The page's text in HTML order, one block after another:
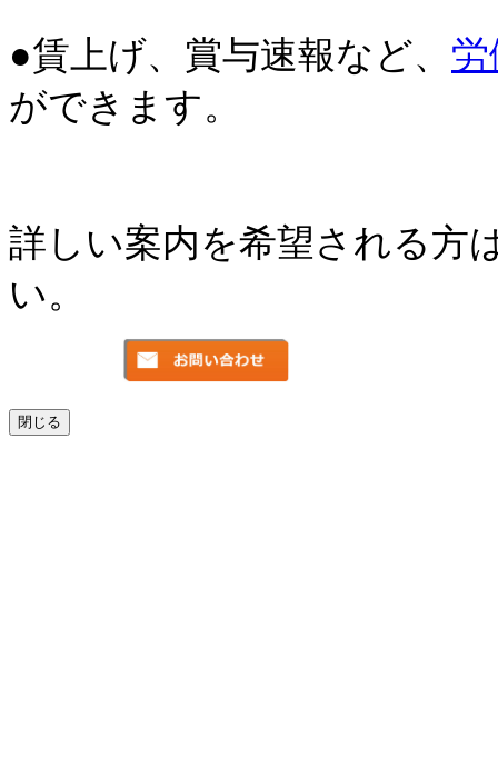
●賃上げ、賞与速報など、
ができます。
詳しい案内を希望される方
い。
閉じる